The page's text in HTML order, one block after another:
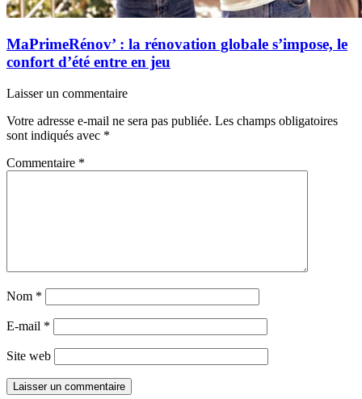
MaPrimeRénov’ : la rénovation globale s’impose, le
confort d’été entre en jeu
Laisser un commentaire
Votre adresse e-mail ne sera pas publiée. Les champs obligatoires
sont indiqués avec *
Commentaire *
Nom *
E-mail *
Site web